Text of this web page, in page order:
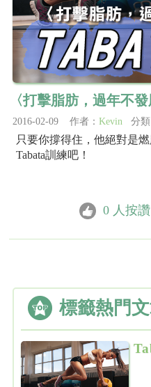
〈打擊脂肪，過年不
2016-02-09 作者： Kevin 分類
只要你撐得住，他絕對是
Tabata訓練吧！
0 人按讚
標籤熱門